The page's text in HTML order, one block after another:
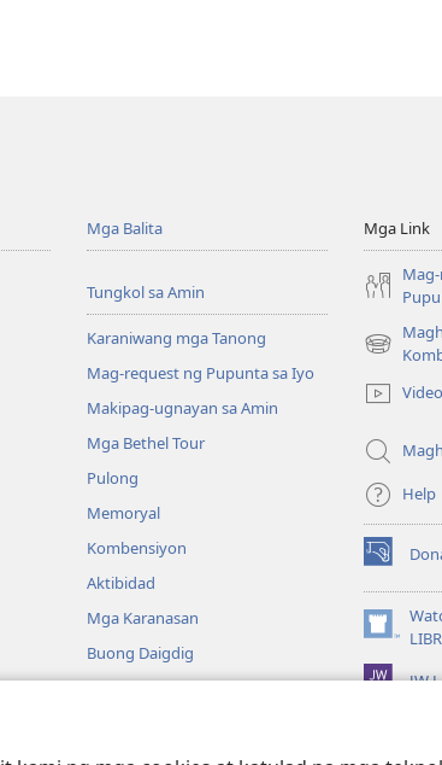
Mga Balita
Tungkol sa Amin
Karaniwang mga Tanong
Mag-request ng Pupunta sa Iyo
Makipag-ugnayan sa Amin
Mga Bethel Tour
Pulong
Memoryal
Kombensiyon
Aktibidad
Mga Karanasan
Buong Daigdig
Mga Link
(may
na
window)
Video
Help
(may
bubukas
na
bagong
(may
bubukas
na
JW